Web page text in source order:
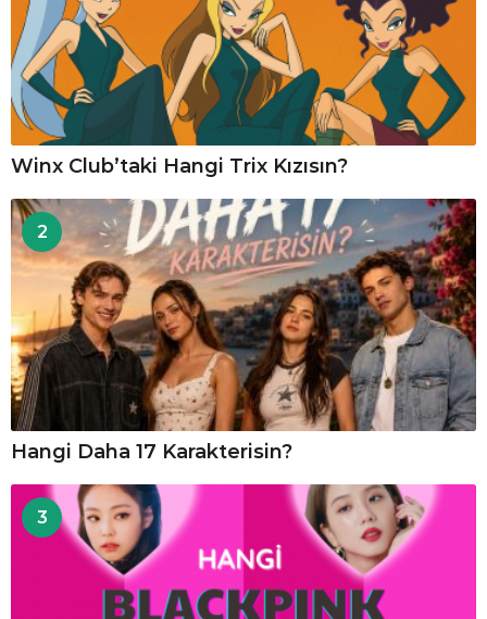
Winx Club’taki Hangi Trix Kızısın?
2
Hangi Daha 17 Karakterisin?
3